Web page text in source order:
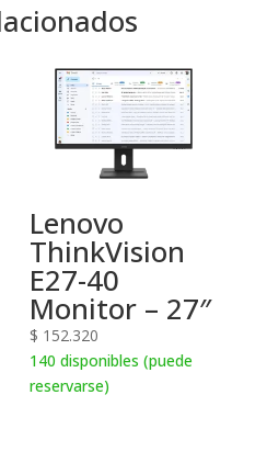
Lenovo
ThinkVision
E27-40
Monitor – 27″
$ 152.320
140 disponibles (puede
reservarse)